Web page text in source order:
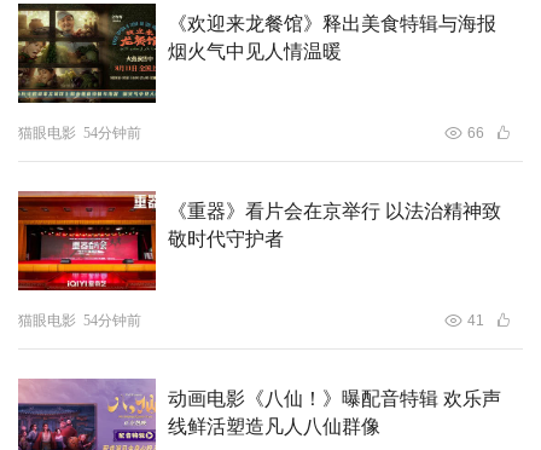
影片由著名监制王红卫和爱奇艺电影及海外业务群总裁杨向
华共同担任监制，王红卫一直以来为青年导演探索中式科幻
保驾护航：从《流浪地球》的硬核宏大、《宇宙探索编辑
《欢迎来龙餐馆》释出美食特辑与海报
烟火气中见人情温暖
猫眼电影 54分钟前 66
《重器》看片会在京举行 以法治精神致
敬时代守护者
猫眼电影 54分钟前 41
动画电影《八仙！》曝配音特辑 欢乐声
线鲜活塑造凡人八仙群像